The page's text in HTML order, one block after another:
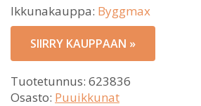
Ikkunakauppa: Byggmax
SIIRRY KAUPPAAN »
Tuotetunnus: 623836
Osasto: Puuikkunat